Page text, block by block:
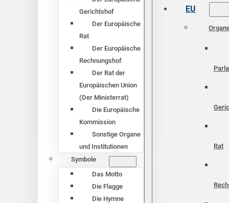
Gerichtshof
Der Europäische
Rat
Der Europäische
Rechnungshof
Der Rat der
Europäischen Union
(Der Ministerrat)
Die Europäische
Kommission
Sonstige Organe
und Institutionen
Symbole
Das Motto
Die Flagge
Die Hymne
EU
Rat